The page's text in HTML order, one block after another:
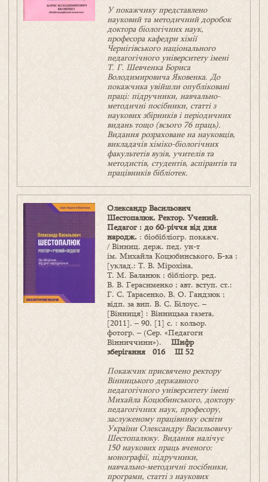
У покажчику представлено
науковий та методичний доробок
доктора біологічних наук,
професора кафедри хімії
Чернігівського національного
педагогічного університету імені
Т. Г. Шевченка Бориса
Володимировича Яковенка. До
покажчика увійшли опубліковані
праці: підручники, навчально-
методичні посібники, статті з
наукових збірників і періодичних
видань тощо (всього 76 праць).
Видання розраховане на науковців,
викладачів хіміко-біологічних
факультетів вузів, учителів та
методистів, студентів, аспірантів та
працівників бібліотек.
Олександр Васильович
Шестопалюк. Ректор. Учений.
Педагог : до 60‑річчя від дня
народж. : біобібліогр. покажч.
/ Вінниц. держ. пед. ун-т
ім. Михайла Коцюбинського, Б-ка ;
[уклад.: Т. В. Мірохіна,
Т. М. Баланюк ; бібліогр. ред.
В. В. Герасименко ; авт. вступ. ст.:
Г. С. Тарасенко, В. О. Гандзюк ;
відп. за вип. В. С. Білоус. –
[Вінниця] : Вінницька газета,
[2011]. – 90, [1] с. : кольор.
фотогр. – (Сер. «Педагоги
Вінниччини»). Шифр
зберігання 016 Ш 52
Покажчик присвячено ректору
Вінницького державного
педагогічного університету імені
Михайла Коцюбинського, доктору
педагогічних наук, професору,
заслуженому працівнику освіти
України Олександру Васильовичу
Шестопалюку. Видання налічує
150 наукових праць вченого:
монографії, підручники,
навчально-методичні посібники,
програми, статті з наукових